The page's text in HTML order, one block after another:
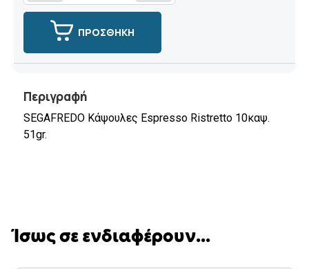
ΠΡΟΣΘΗΚΗ
Περιγραφή
SEGAFREDO Κάψουλες Espresso Ristretto 10καψ.
51gr.
Ίσως σε ενδιαφέρουν...